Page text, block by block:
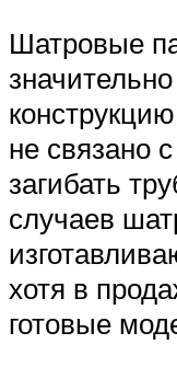
Шатровые
не связано
загибать
случаев
хотя в
готовые